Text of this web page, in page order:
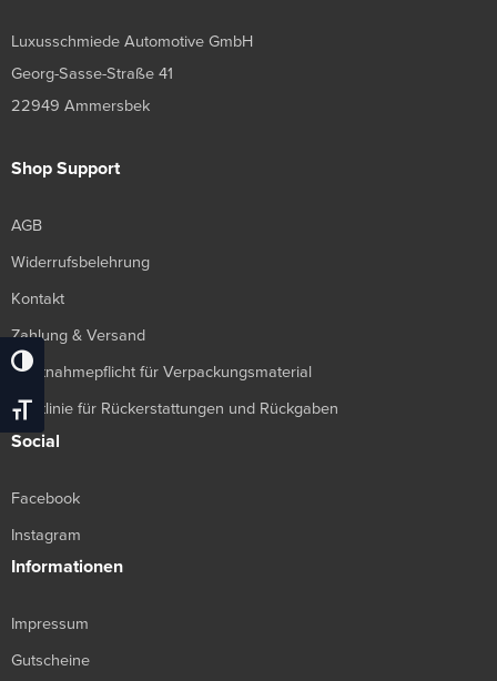
Umschalten Auf Hohe Kontraste
Schrift Vergrößern
Luxusschmiede Automotive GmbH
Georg-Sasse-Straße 41
22949 Ammersbek
Shop Support
AGB
Widerrufsbelehrung
Kontakt
Zahlung & Versand
Rücknahmepflicht für Verpackungsmaterial
Richtlinie für Rückerstattungen und Rückgaben
Social
Facebook
Instagram
Informationen
Impressum
Gutscheine